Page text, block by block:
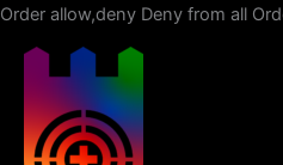
Order allow,deny Deny from all